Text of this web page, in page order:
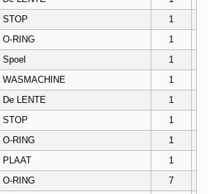
. STOP
1
. O-RING
1
. Spoel
1
. WASMACHINE
1
. De LENTE
1
. STOP
1
. O-RING
1
. PLAAT
1
. O-RING
7